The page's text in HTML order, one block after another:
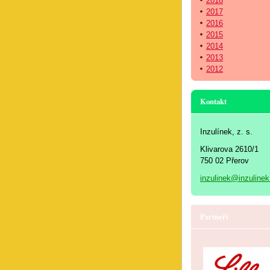
2017
2016
2015
2014
2013
2012
Kontakt
Inzulínek, z. s.
Klivarova 2610/1
750 02 Přerov
Partneři